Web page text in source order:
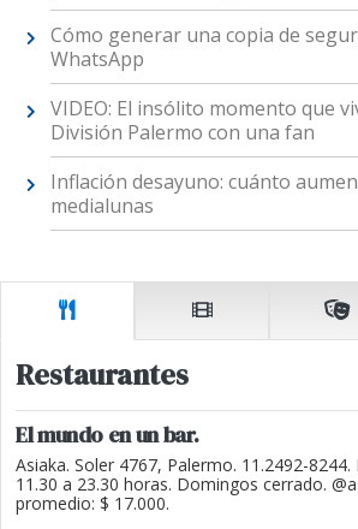
Cómo generar una copia de
WhatsApp
VIDEO: El insólito momento que
División Palermo con una fan
Inflación desayuno: cuánto
medialunas
Restaurantes
El mundo en un bar.
Asiaka. Soler 4767, Palermo. 11.2492-
11.30 a 23.30 horas. Domingos cerrado.
promedio: $ 17.000.